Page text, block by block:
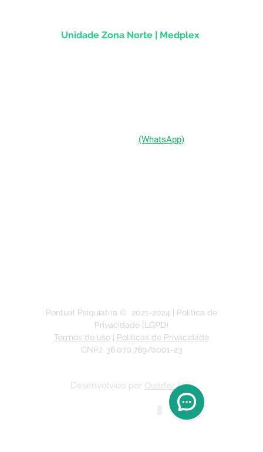
Unidade Zona Norte | Medplex
(WhatsApp)
Pontual Psiquiatria © 2021-2024 | Política de
Privacidade (LGPD)
Termos de uso | Políticas de Privacidade
CNPJ: 36.070.769/0001-23
Desenvolvido por Quarter Lab